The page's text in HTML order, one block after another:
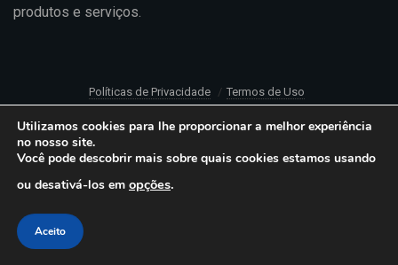
produtos e serviços.
Políticas de Privacidade
Termos de Uso
Utilizamos cookies para lhe proporcionar a melhor experiência
no nosso site.
Você pode descobrir mais sobre quais cookies estamos usando
ou desativá-los em opções.
Aceito